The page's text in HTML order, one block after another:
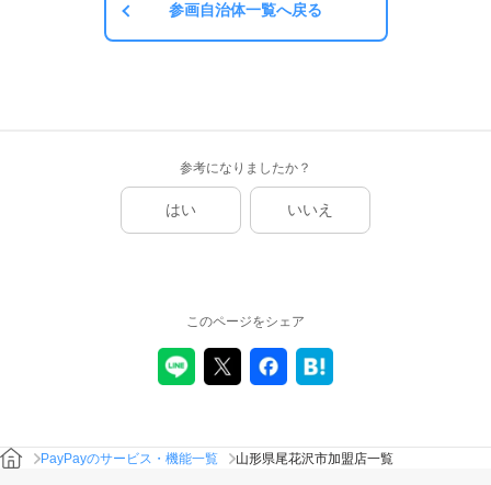
参画自治体一覧へ戻る
参考になりましたか？
はい いいえ
このページをシェア
PayPayのサービス・機能一覧 山形県尾花沢市加盟店一覧